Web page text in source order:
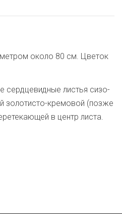
около 80 см. Цветок
сердцевидные листья сизо-
золотисто-кремовой (позже
в центр листа.